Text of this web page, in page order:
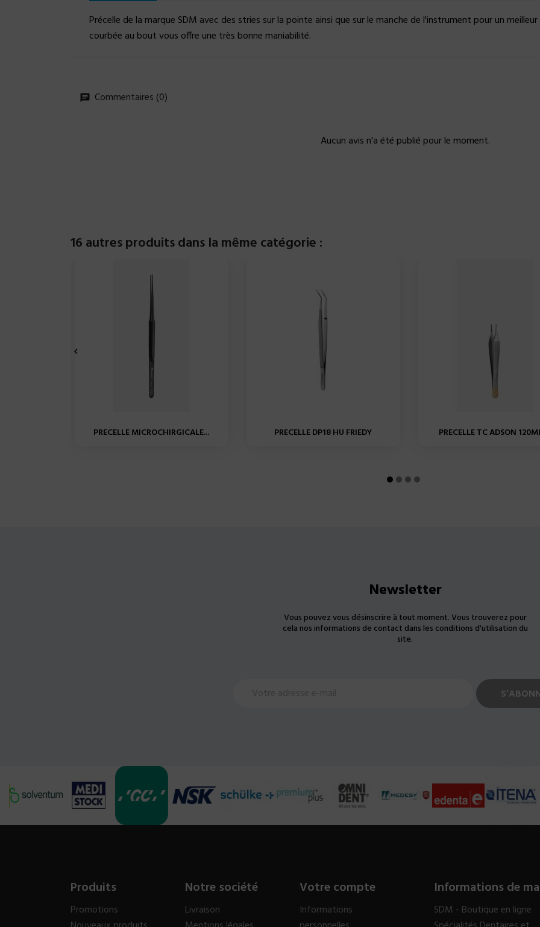
Précelle de la marque SDM avec des stries sur la pointe ainsi que sur le manche de l'instrument pour un
courbée au bout vous offre une très bonne maniabilité.
Commentaires (0)
Aucun avis n'a été publié pour le moment.
16 autres produits dans la même catégorie :
PRECELLE MICROCHIRGICALE... PRECELLE DP18 HU FRIEDY PRECELLE TC ADSON

Newsletter
Vous pouvez vous désinscrire à tout moment. Vous trouverez pour
cela nos informations de contact dans les conditions d'utilisation du
site.
Produits
Promotions
Notre société
Livraison
Votre compte
Informations
Informations de
SDM - Boutique en ligne